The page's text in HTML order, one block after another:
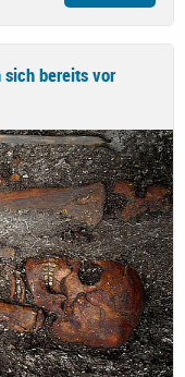
sich bereits vor